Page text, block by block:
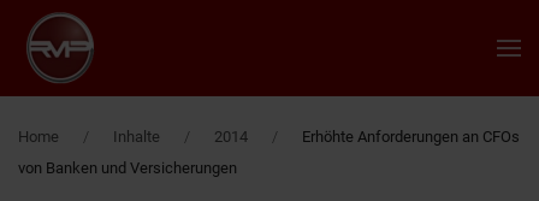
Zum Hauptinhalt springen
Home Inhalte 2014
Erhöhte Anforderungen an CFOs
von Banken und Versicherungen